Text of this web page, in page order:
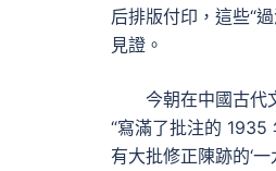
后排版付印，這些“
見證。
今朝在中國古代
“寫滿了批注的 1935
有大批修正陳跡的‘